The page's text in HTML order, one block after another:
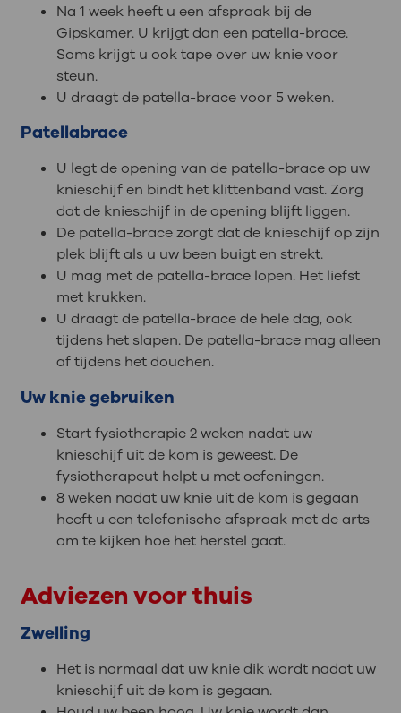
Na 1 week heeft u een afspraak bij de
Gipskamer. U krijgt dan een patella-brace.
Soms krijgt u ook tape over uw knie voor
steun.
U draagt de patella-brace voor 5 weken.
Patellabrace
U legt de opening van de patella-brace op uw
knieschijf en bindt het klittenband vast. Zorg
dat de knieschijf in de opening blijft liggen.
De patella-brace zorgt dat de knieschijf op zijn
plek blijft als u uw been buigt en strekt.
U mag met de patella-brace lopen. Het liefst
met krukken.
U draagt de patella-brace de hele dag, ook
tijdens het slapen. De patella-brace mag alleen
af tijdens het douchen.
Uw knie gebruiken
Start fysiotherapie 2 weken nadat uw
knieschijf uit de kom is geweest. De
fysiotherapeut helpt u met oefeningen.
8 weken nadat uw knie uit de kom is gegaan
heeft u een telefonische afspraak met de arts
om te kijken hoe het herstel gaat.
Adviezen voor thuis
Zwelling
Het is normaal dat uw knie dik wordt nadat uw
knieschijf uit de kom is gegaan.